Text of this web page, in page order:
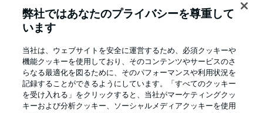
Football as it's meant to be
弊社ではあなたのプライバシーを尊重して
います
当社は、ウェブサイトを安全に運営するため、必須クッキーや
機能クッキーを使用しており、そのコンテンツやサービスのさ
らなる最適化を図るために、そのパフォーマンスや利用状況を
記録することができるようにしています。「すべてのクッキー
を受け入れる」をクリックすると、当社がマーケティングクッ
キーおよび分析クッキー、ソーシャルメディアクッキーを使用